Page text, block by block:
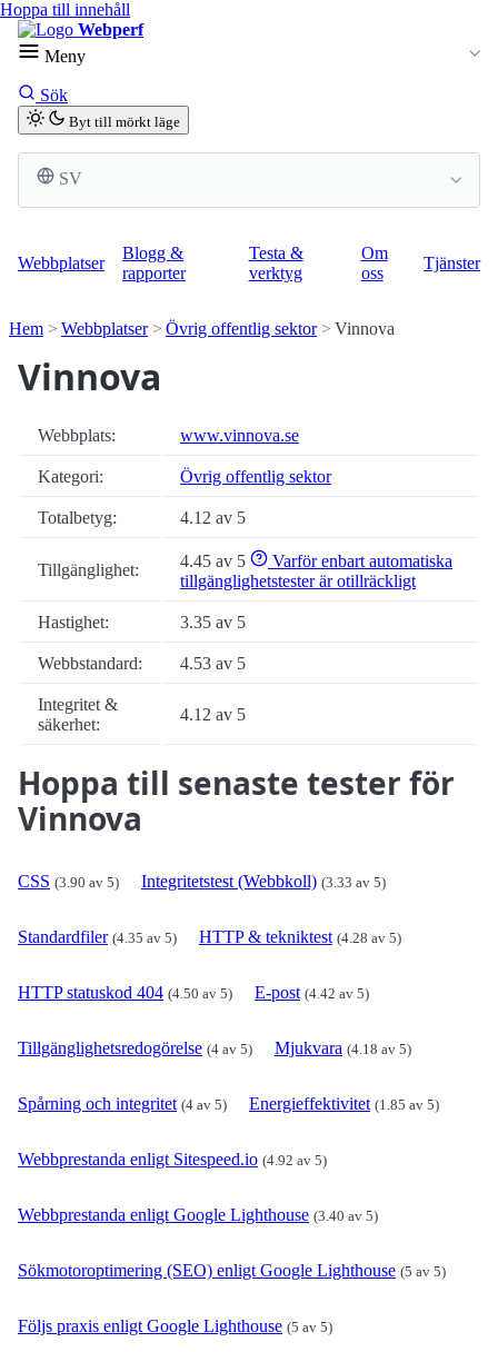
Hoppa till innehåll
Webperf
Meny
Sök
Byt till mörkt läge
SV
Webbplatser
Blogg &
rapporter
Testa &
verktyg
Om
oss
Tjänster
Hem Webbplatser Övrig offentlig sektor Vinnova
Vinnova
Webbplats: www.vinnova.se
Kategori: Övrig offentlig sektor
Totalbetyg: 4.12 av 5
Tillgänglighet: 4.45 av 5
Varför enbart automatiska
tillgänglighetstester är otillräckligt
Hastighet: 3.35 av 5
Webbstandard: 4.53 av 5
Integritet &
säkerhet:
4.12 av 5
Hoppa till senaste tester för
Vinnova
CSS (3.90 av 5) Integritetstest (Webbkoll) (3.33 av 5)
Standardfiler (4.35 av 5) HTTP & tekniktest (4.28 av 5)
HTTP statuskod 404 (4.50 av 5) E-post (4.42 av 5)
Tillgänglighetsredogörelse (4 av 5) Mjukvara (4.18 av 5)
Spårning och integritet (4 av 5) Energieffektivitet (1.85 av 5)
Webbprestanda enligt Sitespeed.io (4.92 av 5)
Webbprestanda enligt Google Lighthouse (3.40 av 5)
Sökmotoroptimering (SEO) enligt Google Lighthouse (5 av 5)
Följs praxis enligt Google Lighthouse (5 av 5)